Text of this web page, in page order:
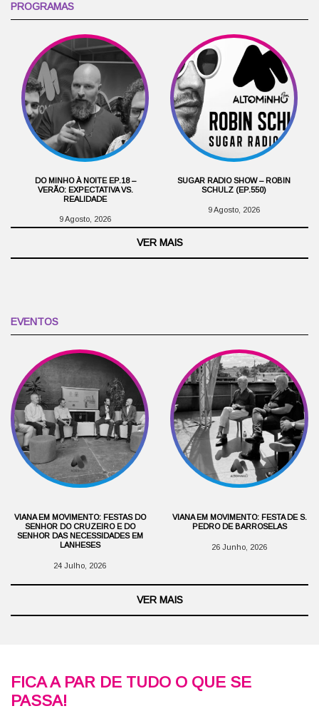
PROGRAMAS
DO MINHO À NOITE EP.18 –
VERÃO: EXPECTATIVA VS.
REALIDADE
9 Agosto, 2026
SUGAR RADIO SHOW – ROBIN
SCHULZ (EP.550)
9 Agosto, 2026
VER MAIS
EVENTOS
VIANA EM MOVIMENTO: FESTAS DO
SENHOR DO CRUZEIRO E DO
SENHOR DAS NECESSIDADES EM
LANHESES
24 Julho, 2026
VIANA EM MOVIMENTO: FESTA DE S.
PEDRO DE BARROSELAS
26 Junho, 2026
VER MAIS
FICA A PAR DE TUDO O QUE SE
PASSA!